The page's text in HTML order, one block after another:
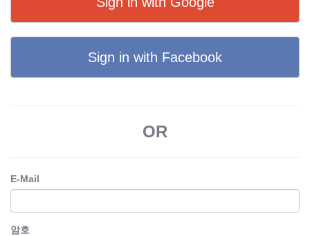
Sign in with Facebook
OR
E-Mail
암호